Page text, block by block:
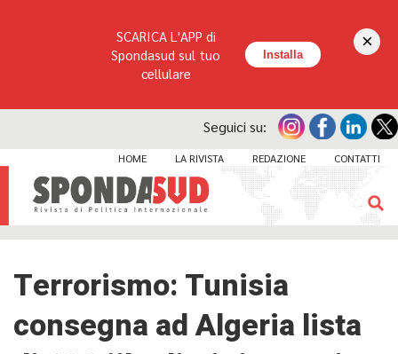
Seguici su:
HOME LA RIVISTA REDAZIONE CONTATTI
Terrorismo: Tunisia
consegna ad Algeria lista
SCARICA L'APP di
Spondasud sul tuo
cellulare
Installa
×